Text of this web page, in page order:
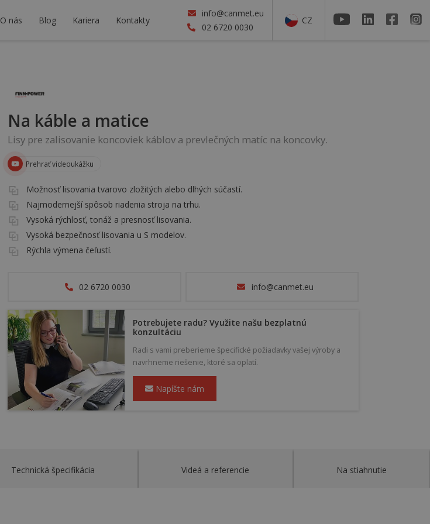
O nás Blog Kariera Kontakty
info@canmet.eu
02 6720 0030
CZ
Na káble a matice
Lisy pre zalisovanie koncoviek káblov a prevlečných matíc na koncovky.
Prehrať videoukážku
Možnosť lisovania tvarovo zložitých alebo dlhých súčastí.
Najmodernejší spôsob riadenia stroja na trhu.
Vysoká rýchlosť, tonáž a presnosť lisovania.
Vysoká bezpečnosť lisovania u S modelov.
Rýchla výmena čeľustí.
02 6720 0030 info@canmet.eu
Potrebujete radu? Využite našu bezplatnú
konzultáciu
Radi s vami preberieme špecifické požiadavky vašej výroby a
navrhneme riešenie, ktoré sa oplatí.
Napíšte nám
Technická špecifikácia Videá a referencie Na stiahnutie